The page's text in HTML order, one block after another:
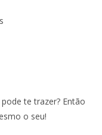
te trazer? Então
o seu!